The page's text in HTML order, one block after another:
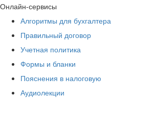
Онлайн-сервисы
Алгоритмы для бухгалтера
Правильный договор
Учетная политика
Формы и бланки
Пояснения в налоговую
Аудиолекции